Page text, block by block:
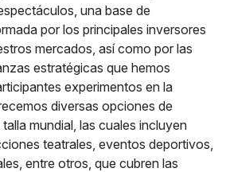
una base de
por los principales inversores
mercados, así como por las
estratégicas que hemos
experimentos en la
diversas opciones de
mundial, las cuales incluyen
teatrales, eventos deportivos,
entre otros, que cubren las